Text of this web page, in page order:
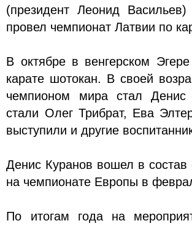
(президент Леонид
провел чемпионат Латвии по
В октябре в венгерском
карате шотокан. В своей
чемпионом мира стал Денис
стали Олег Трибрат, Ева
выступили и другие
Денис Куранов вошел в состав
на чемпионате Европы в
По итогам года на